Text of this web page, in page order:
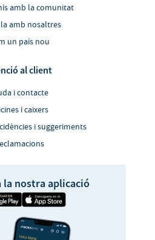
amb la comunitat
amb nosaltres
un país nou
al client
i contacte
i caixers
i suggeriments
la nostra aplicació